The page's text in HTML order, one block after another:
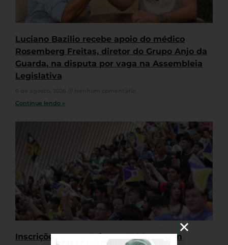
Luciano Bazilio recebe apoio do médico
Rosemberg Freitas, diretor do Grupo Anjo da
Guarda, na disputa por vaga na Assembleia
Legislativa
Continue lendo »
Inscrições para o Jejunos 2026 seguem